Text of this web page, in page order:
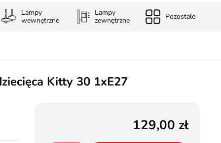
Lampy
wewnętrzne
Lampy
zewnętrzne
Pozostałe
Kitty 30 1xE27
129,00